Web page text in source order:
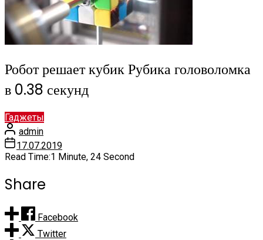
Робот решает кубик Рубика головоломка
в 0.38 секунд
Гаджеты
admin
17.07.2019
Read Time:1 Minute, 24 Second
Share
Facebook
Twitter